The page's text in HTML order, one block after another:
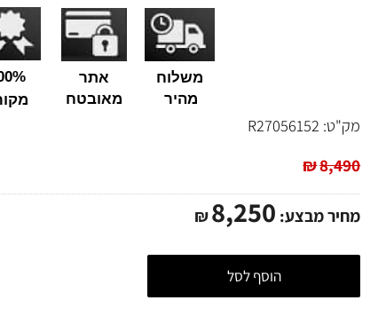
חצי שעת חניה חינם(כפוף לתקנון)
משלוח אתר 100%
R27056152
₪
מבצע: ₪8,250